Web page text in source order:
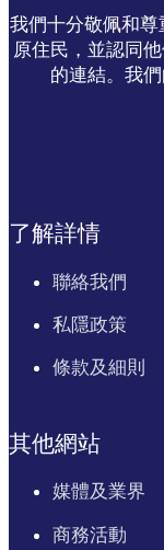
我們十分敬佩和
原住民，並認同
的連結。我
了解詳情
聯絡我們
私隱政策
條款及細則
其他網站
媒體及業界
商務活動